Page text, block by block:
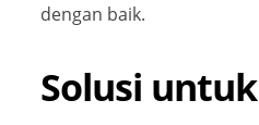
dengan baik.
Solusi